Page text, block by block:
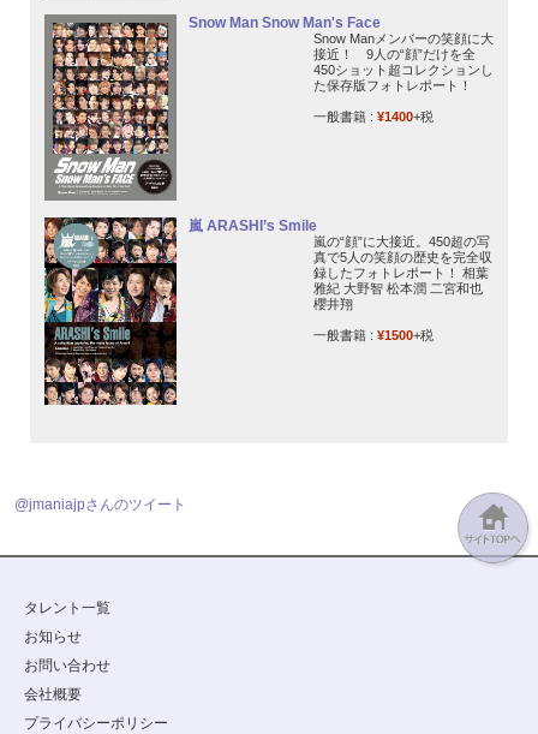
Snow Man Snow Man's Face
Snow Manメンバーの笑顔に大
接近！ 9人の“顔”だけを全
450ショット超コレクションし
た保存版フォトレポート！
一般書籍 : ¥1400+税
嵐 ARASHI’s Smile
嵐の“顔”に大接近。450超の写
真で5人の笑顔の歴史を完全収
録したフォトレポート！ 相葉
雅紀 大野智 松本潤 二宮和也
櫻井翔
一般書籍 : ¥1500+税
@jmaniajpさんのツイート
タレント一覧
お知らせ
お問い合わせ
会社概要
プライバシーポリシー